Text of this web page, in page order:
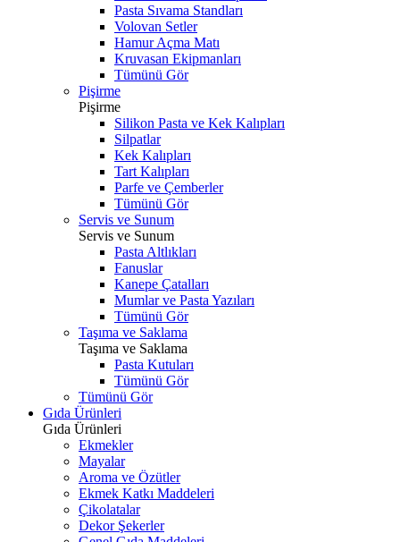
Pasta Sıvama Standları
Volovan Setler
Hamur Açma Matı
Kruvasan Ekipmanları
Tümünü Gör
Pişirme
Pişirme
Silikon Pasta ve Kek Kalıpları
Silpatlar
Kek Kalıpları
Tart Kalıpları
Parfe ve Çemberler
Tümünü Gör
Servis ve Sunum
Servis ve Sunum
Pasta Altlıkları
Fanuslar
Kanepe Çatalları
Mumlar ve Pasta Yazıları
Tümünü Gör
Taşıma ve Saklama
Taşıma ve Saklama
Pasta Kutuları
Tümünü Gör
Tümünü Gör
Gıda Ürünleri
Gıda Ürünleri
Ekmekler
Mayalar
Aroma ve Özütler
Ekmek Katkı Maddeleri
Çikolatalar
Dekor Şekerler